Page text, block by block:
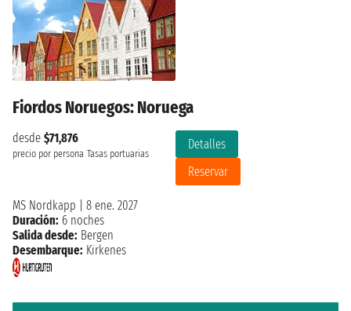
Fiordos Noruegos: Noruega
desde $71,876
precio por persona Tasas portuarias
Detalles
Reservar
MS Nordkapp
8 ene. 2027
Duración: 6 noches
Salida desde: Bergen
Desembarque: Kirkenes